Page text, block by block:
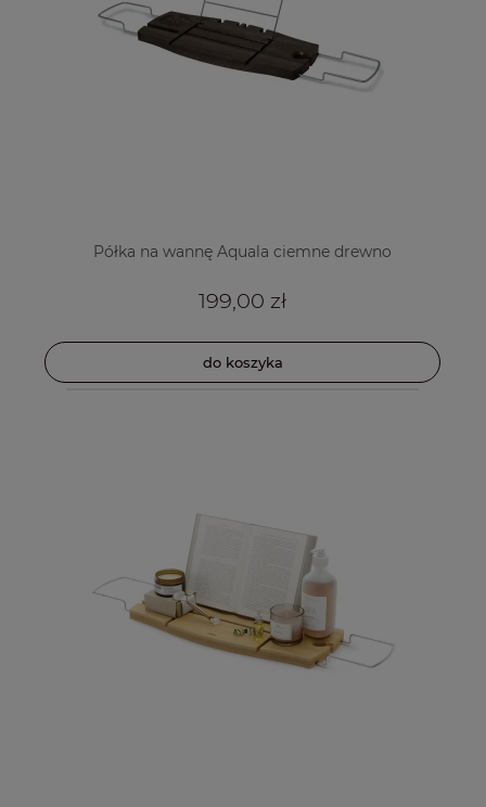
Półka na wannę Aquala ciemne drewno
199,00 zł
do koszyka